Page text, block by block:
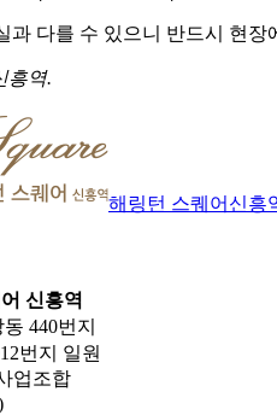
과 다를 수 있으니 반드시 현장
흥역.
해링턴 스퀘어 신흥
신흥역
440번지
번지 일원
업조합